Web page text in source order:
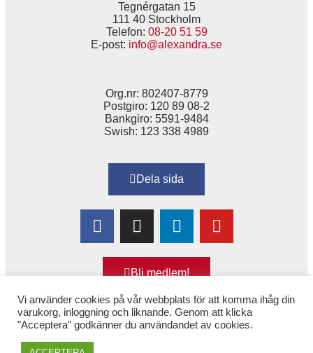
Tegnérgatan 15
111 40 Stockholm
Telefon: 08-20 51 59
E-post: info@alexandra.se
Org.nr: 802407-8779
Postgiro: 120 89 08-2
Bankgiro: 5591-9484
Swish: 123 338 4989
Dela sida
Bli medlem!
Copyright © 2025 Alexandra
Vi använder cookies på vår webbplats för att komma ihåg din
varukorg, inloggning och liknande. Genom att klicka
"Acceptera" godkänner du användandet av cookies.